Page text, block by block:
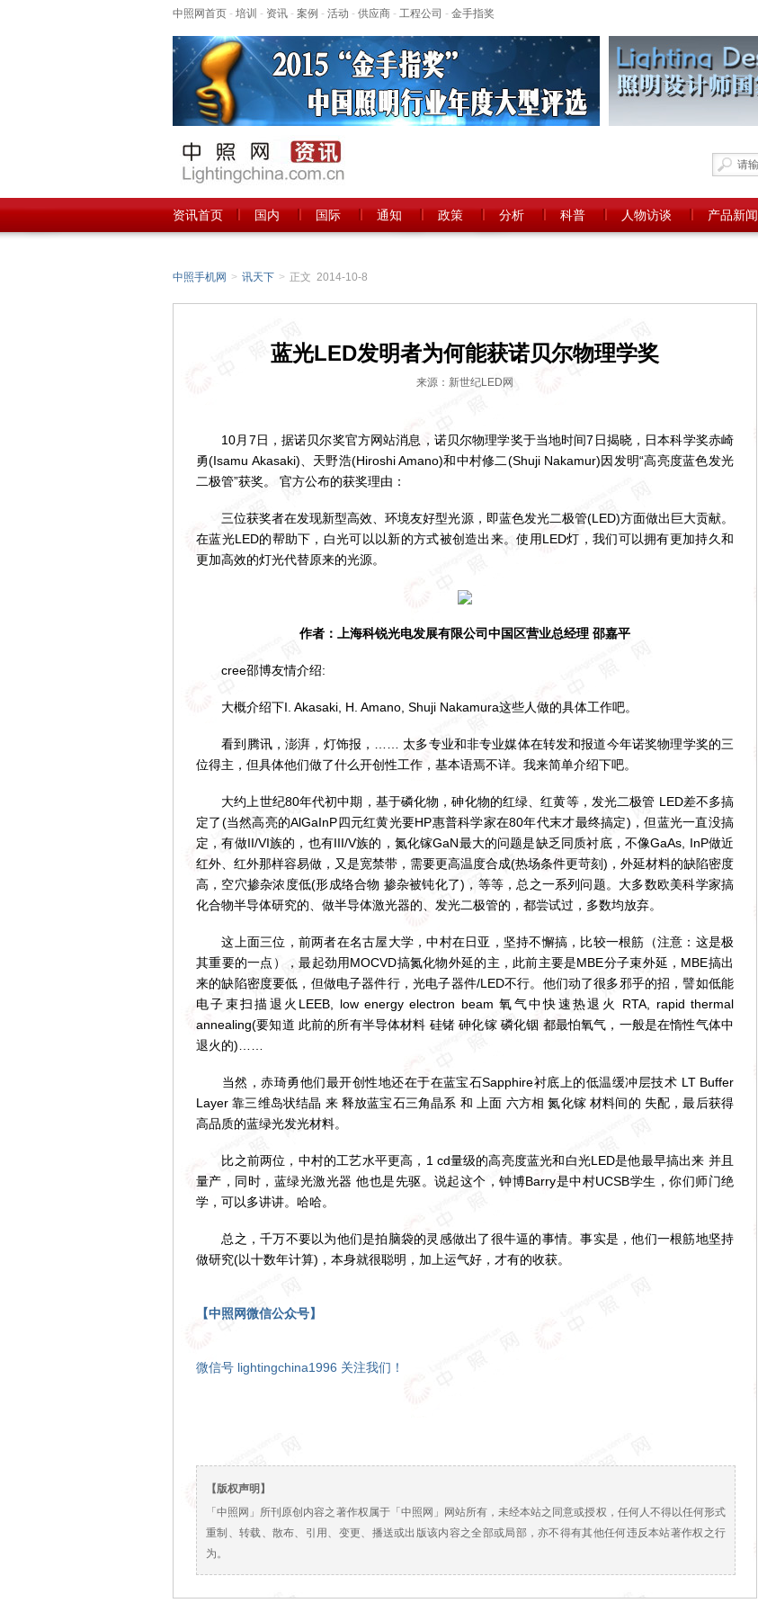
中照网首页 - 培训 - 资讯 - 案例 - 活动 - 供应商 - 工程公司 - 金手指奖
资讯首页 国内 国际 通知 政策 分析 科普 人物访谈 产品新闻
中照手机网 > 讯天下 > 正文 2014-10-8
蓝光LED发明者为何能获诺贝尔物理学奖
来源：新世纪LED网
10月7日，据诺贝尔奖官方网站消息，诺贝尔物理学奖于当地时间7日揭晓，日本科学奖赤崎
勇(Isamu Akasaki)、天野浩(Hiroshi Amano)和中村修二(Shuji Nakamur)因发明“高亮度蓝色发光
二极管”获奖。 官方公布的获奖理由：
三位获奖者在发现新型高效、环境友好型光源，即蓝色发光二极管(LED)方面做出巨大贡献。
在蓝光LED的帮助下，白光可以以新的方式被创造出来。使用LED灯，我们可以拥有更加持久和
更加高效的灯光代替原来的光源。
作者：上海科锐光电发展有限公司中国区营业总经理 邵嘉平
cree邵博友情介绍:
大概介绍下I. Akasaki, H. Amano, Shuji Nakamura这些人做的具体工作吧。
看到腾讯，澎湃，灯饰报，…… 太多专业和非专业媒体在转发和报道今年诺奖物理学奖的三
位得主，但具体他们做了什么开创性工作，基本语焉不详。我来简单介绍下吧。
大约上世纪80年代初中期，基于磷化物，砷化物的红绿、红黄等，发光二极管 LED差不多搞
定了(当然高亮的AlGaInP四元红黄光要HP惠普科学家在80年代末才最终搞定)，但蓝光一直没搞
定，有做II/VI族的，也有III/V族的，氮化镓GaN最大的问题是缺乏同质衬底，不像GaAs, InP做近
红外、红外那样容易做，又是宽禁带，需要更高温度合成(热场条件更苛刻)，外延材料的缺陷密度
高，空穴掺杂浓度低(形成络合物 掺杂被钝化了)，等等，总之一系列问题。大多数欧美科学家搞
化合物半导体研究的、做半导体激光器的、发光二极管的，都尝试过，多数均放弃。
这上面三位，前两者在名古屋大学，中村在日亚，坚持不懈搞，比较一根筋（注意：这是极
其重要的一点），最起劲用MOCVD搞氮化物外延的主，此前主要是MBE分子束外延，MBE搞出
来的缺陷密度要低，但做电子器件行，光电子器件/LED不行。他们动了很多邪乎的招，譬如低能
电子束扫描退火LEEB, low energy electron beam 氧气中快速热退火 RTA, rapid thermal
annealing(要知道 此前的所有半导体材料 硅锗 砷化镓 磷化铟 都最怕氧气，一般是在惰性气体中
退火的)……
当然，赤琦勇他们最开创性地还在于在蓝宝石Sapphire衬底上的低温缓冲层技术 LT Buffer
Layer 靠三维岛状结晶 来 释放蓝宝石三角晶系 和 上面 六方相 氮化镓 材料间的 失配，最后获得
高品质的蓝绿光发光材料。
比之前两位，中村的工艺水平更高，1 cd量级的高亮度蓝光和白光LED是他最早搞出来 并且
量产，同时，蓝绿光激光器 他也是先驱。说起这个，钟博Barry是中村UCSB学生，你们师门绝
学，可以多讲讲。哈哈。
总之，千万不要以为他们是拍脑袋的灵感做出了很牛逼的事情。事实是，他们一根筋地坚持
做研究(以十数年计算)，本身就很聪明，加上运气好，才有的收获。
【中照网微信公众号】
微信号 lightingchina1996 关注我们！
【版权声明】
「中照网」所刊原创内容之著作权属于「中照网」网站所有，未经本站之同意或授权，任何人不得以任何形式
重制、转载、散布、引用、变更、播送或出版该内容之全部或局部，亦不得有其他任何违反本站著作权之行
为。